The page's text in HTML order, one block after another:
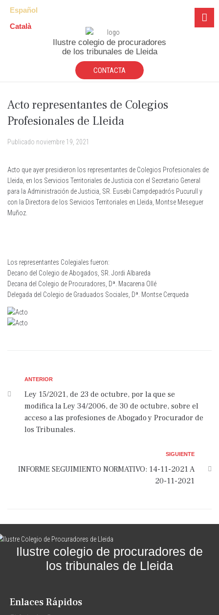
Español
Català
Ilustre colegio de procuradores
de los tribunales de Lleida
CONTACTA
Acto representantes de Colegios
Profesionales de Lleida
Publicado noviembre 19, 2021
Acto que ayer presidieron los representantes de Colegios Profesionales de
Lleida, en los Servicios Territoriales de Justicia con el Secretario General
para la Administración de Justicia, SR. Eusebi Campdepadrós Pucurull y
con la Directora de los Servicios Territoriales en Lleida, Montse Meseguer
Muñoz.
Los representantes Colegiales fueron:
Decano del Colegio de Abogados, SR. Jordi Albareda
Decana del Colegio de Procuradores, Dª. Macarena Ollé
Delegada del Colegio de Graduados Sociales, Dª. Montse Cerqueda
ANTERIOR
Ley 15/2021, de 23 de octubre, por la que se
modifica la Ley 34/2006, de 30 de octubre, sobre el
acceso a las profesiones de Abogado y Procurador de
los Tribunales.
SIGUIENTE
INFORME SEGUIMIENTO NORMATIVO: 14-11-2021 A
20-11-2021
Ilustre colegio de procuradores de
los tribunales de Lleida
Enlaces Rápidos